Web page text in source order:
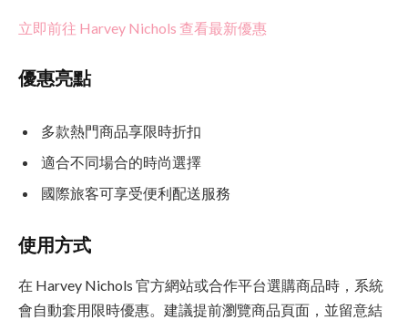
立即前往 Harvey Nichols 查看最新優惠
優惠亮點
多款熱門商品享限時折扣
適合不同場合的時尚選擇
國際旅客可享受便利配送服務
使用方式
在 Harvey Nichols 官方網站或合作平台選購商品時，系統
會自動套用限時優惠。建議提前瀏覽商品頁面，並留意結